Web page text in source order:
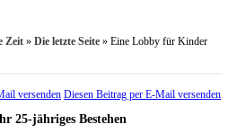
Zeit » Die letzte Seite » Eine Lobby für Kinder
Diesen Beitrag per E-Mail versenden
25-jähriges Bestehen